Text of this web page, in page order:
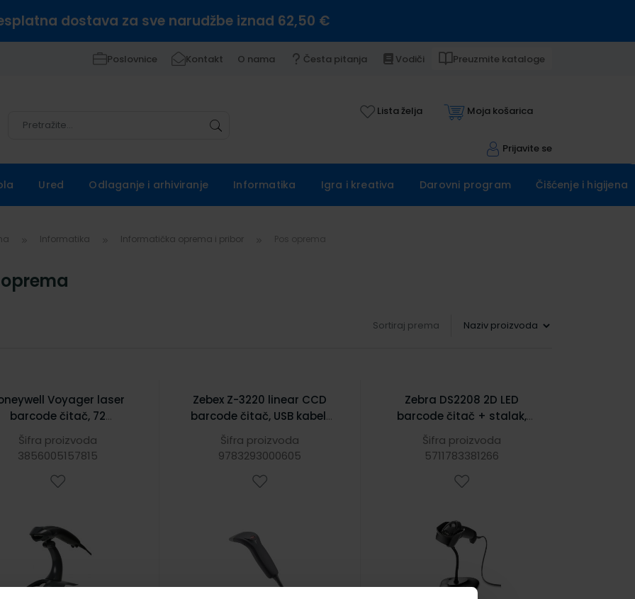
dostava za sve narudžbe iznad 62,50 €
Poslovnice Kontakt O nama Česta pitanja Vodiči Preuzmite kataloge
Lista želja Moja košarica
Prijavite se
Ured Odlaganje i arhiviranje Informatika Igra i kreativa Darovni program Čišćenje i higijena
Informatika Informatička oprema i pribor
oprema
Sortiraj prema
Voyager laser
barcode čitač, 72
scans/sec, stalak, USB
crni (1200G-2USB-1)
Šifra proizvoda
3856005157815
Zebex Z-3220 linear CCD
barcode čitač, USB kabel,
Šifra proizvoda
9783293000605
Zebra DS2208 2D LED
barcode čitač + stalak,
Šifra proizvoda
5711783381266